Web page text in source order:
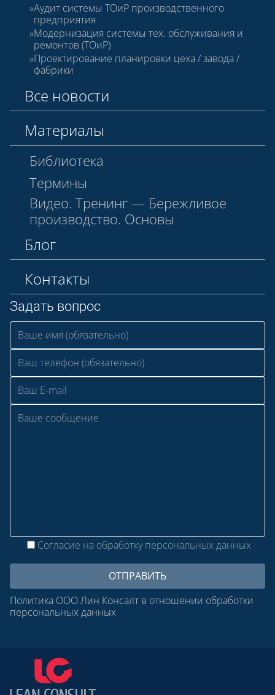
Аудит системы ТОиР производственного
предприятия
Модернизация системы тех. обслуживания и
ремонтов (ТОиР)
Проектирование планировки цеха / завода /
фабрики
Все новости
Материалы
Библиотека
Термины
Видео. Тренинг — Бережливое
производство. Основы
Блог
Контакты
Задать вопрос
Согласие на обработку персональных данных
Политика ООО Лин Консалт в отношении обработки
персональных данных